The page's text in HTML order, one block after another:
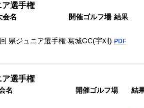
選手権
会名 開催ゴルフ場 結果
県ジュニア選手権 葛城GC(宇刈) PDF
選手権
名 開催ゴルフ場 結